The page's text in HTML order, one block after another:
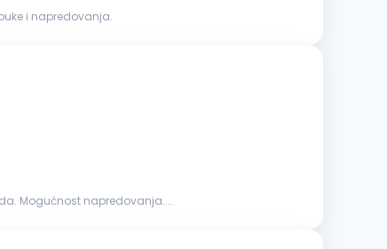
i napredovanja.
Mogućnost napredovanja....